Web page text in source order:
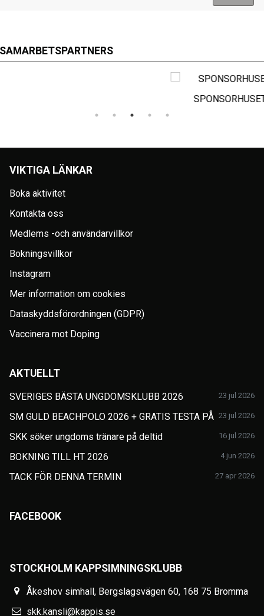
SAMARBETSPARTNERS
VIKTIGA LÄNKAR
Boka aktivitet
Kontakta oss
Medlems -och användarvillkor
Bokningsvillkor
Instagram
Mer information om cookies
Dataskyddsförordningen (GDPR)
Vaccinera mot Doping
AKTUELLT
SVERIGES BÄSTA UNGDOMSKLUBB 2026 23 jul 2026
SM GULD BEACHPOLO 2026 + GRATIS TESTA PÅ 23 jul 2026
SKK söker ungdoms tränare på deltid 16 jul 2026
BOKNING TILL HT 2026 4 jun 2026
TACK FÖR DENNA TERMIN 27 apr 2026
FACEBOOK
STOCKHOLM KAPPSIMNINGSKLUBB
Åkeshov simhall, Bergslagsvägen 60, 168 75 Bromma
skk.kansli@kappis.se